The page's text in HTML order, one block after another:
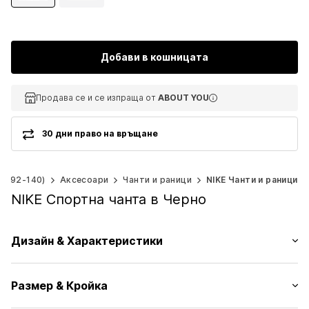
Добави в кошницата
Продава се и се изпраща от ABOUT YOU
Продава се и се изпраща от ABOUT YOU
Продава се и се изпраща от ABOUT YOU
30 дни право на връщане
92-140) Аксесоари Чанти и раници NIKE Чанти и раници
NIKE Спортна чанта в Черно
Дизайн & Характеристики
Цип
Размер & Кройка